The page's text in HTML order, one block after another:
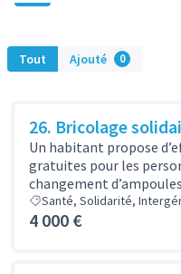
Tout Ajouté 0
26. Bricolage
Un habitant propose
gratuites pour les
changement
Santé, Solidarité,
4 000 €